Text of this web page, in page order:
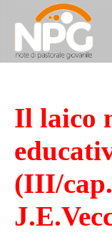
Il laico
(III/